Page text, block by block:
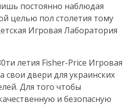
постоянно наблюдая
целью пол столетия тому
Игровая Лаборатория
летия Fisher-Price Игровая
свои двери для украинских
Для того чтобы
и безопасную